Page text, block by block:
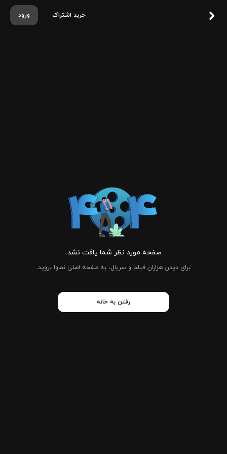
ورود خرید اشتراک
صفحه مورد نظر شما یافت نشد.
برای دیدن هزاران فیلم و سریال، به صفحه اصلی نماوا بروید.
رفتن به خانه